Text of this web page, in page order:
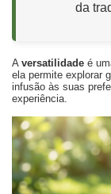
da
A versatilidade é
ela permite explorar
infusão às suas
experiência.